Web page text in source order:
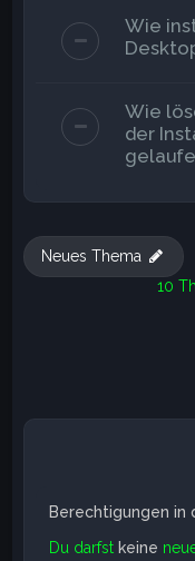
Wie
Wie
der
Neues Thema
10
Berechtigungen in
Du darfstkeine